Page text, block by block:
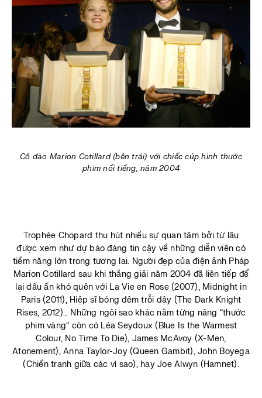
Cô đào Marion Cotillard (bên trái) với chiếc cúp hình thước
phim nổi tiếng, năm 2004
Trophée Chopard thu hút nhiều sự quan tâm bởi từ lâu
được xem như dự báo đáng tin cậy về những diễn viên có
tiềm năng lớn trong tương lai. Người đẹp của điện ảnh Pháp
Marion Cotillard sau khi thắng giải năm 2004 đã liên tiếp để
lại dấu ấn khó quên với La Vie en Rose (2007), Midnight in
Paris (2011), Hiệp sĩ bóng đêm trỗi dậy (The Dark Knight
Rises, 2012)… Những ngôi sao khác nằm từng nâng “thước
phim vàng” còn có Léa Seydoux (Blue Is the Warmest
Colour, No Time To Die), James McAvoy (X-Men,
Atonement), Anna Taylor-Joy (Queen Gambit), John Boyega
(Chiến tranh giữa các vì sao), hay Joe Alwyn (Hamnet).